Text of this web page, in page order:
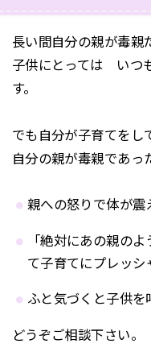
長い間自分の親が毒親
子供にとっては いつ
す。
でも自分が子育てをし
自分の親が毒親であっ
親への怒りで体が震
「絶対にあの親の
て子育てにプレッシ
ふと気づくと子供を
どうぞご相談下さい。